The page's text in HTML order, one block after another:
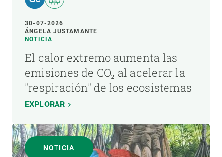
30-07-2026
ÁNGELA JUSTAMANTE
NOTICIA
El calor extremo aumenta las
emisiones de CO₂ al acelerar la
"respiración" de los ecosistemas
EXPLORAR
NOTICIA